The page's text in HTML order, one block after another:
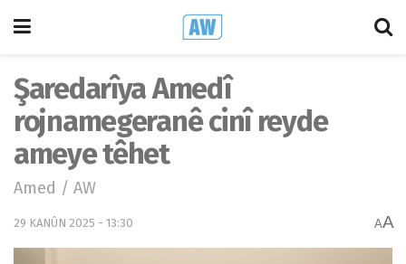
Şaredarîya Amedî
rojnamegeranê cinî reyde
ameye têhet
Amed / AW
29 KANÛN 2025 - 13:30 AA